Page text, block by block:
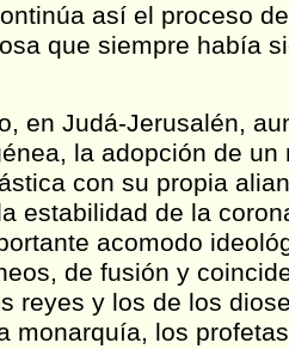
así el proceso
que siempre había
en Judá-Jerusalén,
la adopción de un
con su propia
estabilidad de la
acomodo
de fusión y
reyes y los de los
monarquía, los